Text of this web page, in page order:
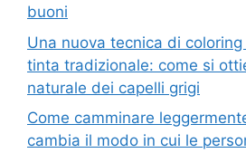
buoni
Una nuova tecnica di
tinta tradizionale: come si
naturale dei capelli grigi
Come camminare
cambia il modo in cui le